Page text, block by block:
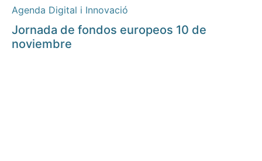
Agenda Digital i Innovació
Jornada de fondos europeos 10 de
noviembre